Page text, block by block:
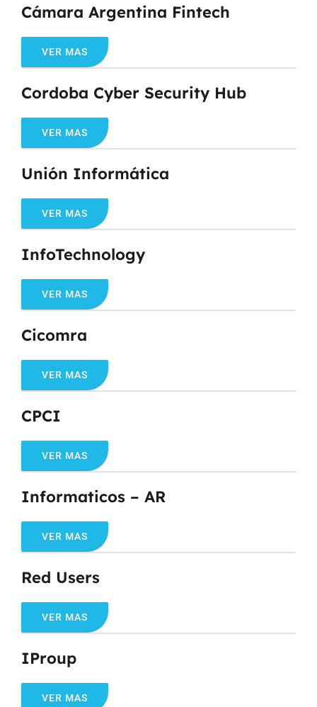
Cámara Argentina Fintech
VER MAS
Cordoba Cyber Security Hub
VER MAS
Unión Informática
VER MAS
InfoTechnology
VER MAS
Cicomra
VER MAS
CPCI
VER MAS
Informaticos – AR
VER MAS
Red Users
VER MAS
IProup
VER MAS